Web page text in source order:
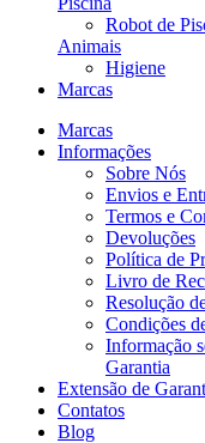
Robot de
Animais
Higiene
Marcas
Marcas
Informações
Sobre Nós
Envios e
Termos e
Devoluções
Política de
Livro de
Resolução
Condições
Informação
Garantia
Extensão de
Contatos
Blog